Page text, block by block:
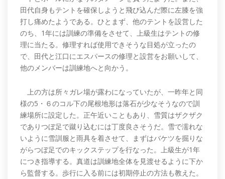
田代自身もテントを確保しようと飛び込んだ際に左膝を強
打し痛めたようである。ひとまず、他のテントを設営した
のち、1年には訓練の準備をさせて、上級生はテントの修
理に当たる。修理すれば使用できそうな目処が立ったの
で、田代と江口にエスパースの修理と設営をお願いして、
他のメンバーは訓練地へと向かう。
上の方は所々ガレ場が露わになっていたが、一昨年と同
様の5・６のコル下の尾根地形は落石が少なそうなので訓
練場所に設定した。正午近いこともあり、雪質はザクザク
でありつぼ足で蹴り込むには丁度良さそうだ。雪で濡れな
いように雪訓服と雨具を着させて、まずはバケツを掘りな
がらつぼ足でのキックステップを行なった。上級生が1年
につき指導する。真道は訓練地全体を見渡せるように下か
ら監督する。歩行に入る前には初期停止の方法も教えた。